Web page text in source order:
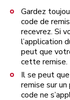
Gardez
code de
recevrez. Si
l’application
peut que
cette remise.
Il se peut
remise sur
code ne